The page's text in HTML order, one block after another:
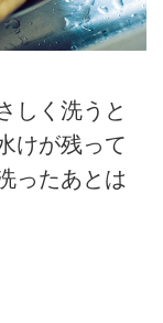
しく洗うと
けが残って
ったあとは